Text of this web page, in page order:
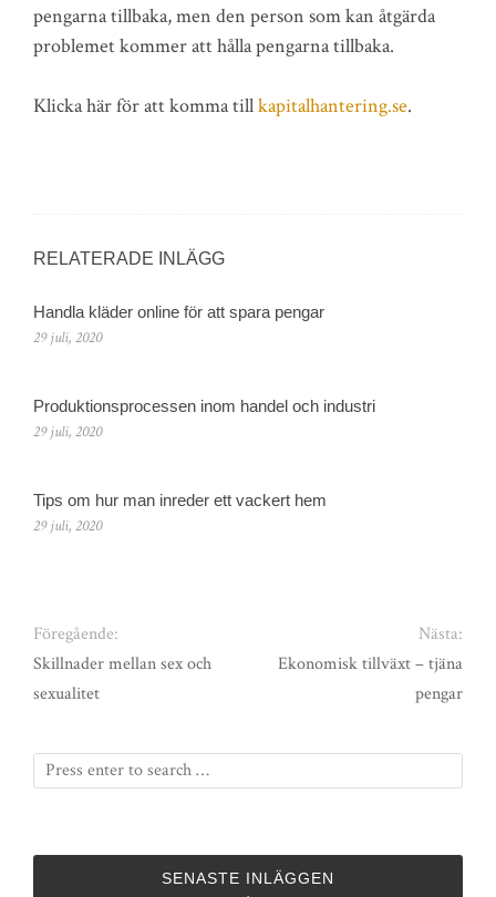
pengarna tillbaka, men den person som kan åtgärda
problemet kommer att hålla pengarna tillbaka.
Klicka här för att komma tillkapitalhantering.se.
RELATERADE INLÄGG
Handla kläder online för att spara pengar
29 juli, 2020
Produktionsprocessen inom handel och industri
29 juli, 2020
Tips om hur man inreder ett vackert hem
29 juli, 2020
Föregående:
Skillnader mellan sex och
sexualitet
Nästa:
Ekonomisk tillväxt – tjäna
pengar
SENASTE INLÄGGEN